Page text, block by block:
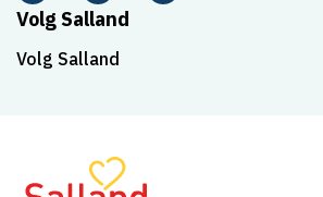
Volg Salland
Volg Salland